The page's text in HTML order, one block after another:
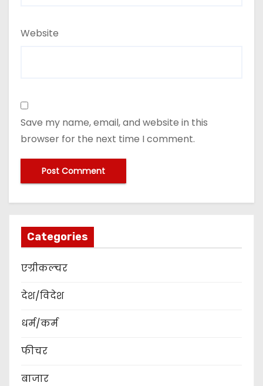
Website
Save my name, email, and website in this
browser for the next time I comment.
Categories
एग्रीकल्चर
देश/विदेश
धर्म/कर्म
फीचर
बाजार